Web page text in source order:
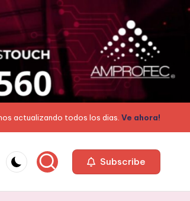
actualizando todos los dias. Ve ahora!
Subscribe